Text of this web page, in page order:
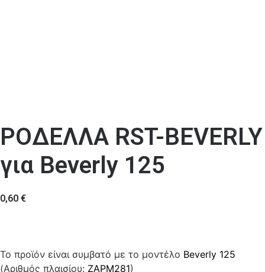
ΡΟΔΕΛΛΑ RST-BEVERLY
για Beverly 125
0,60 €
Το προϊόν είναι συμβατό με το μοντέλο Beverly 125
(Αριθμός πλαισίου: ZAPM281)